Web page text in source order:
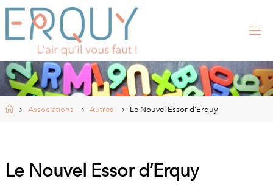
Skip
content
RQ
UY
, SI
CI
HomeAssociations Autres Le Nouvel Essor d’Erquy
Le Nouvel Essor d’Erquy